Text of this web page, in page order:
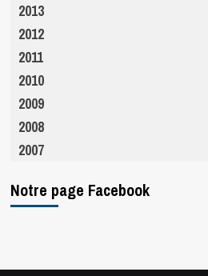
2013
2012
2011
2010
2009
2008
2007
Notre page Facebook